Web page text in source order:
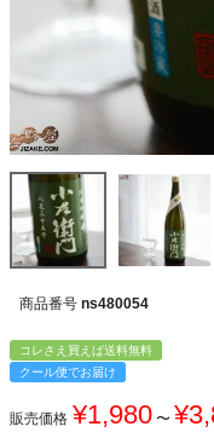
商品番号 ns480054
コレさえ買えば送料無料
クール便でお届け
販売価格 ¥1,980 〜 ¥